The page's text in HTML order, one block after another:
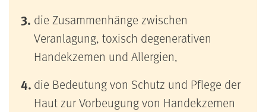
die Zusammenhänge zwischen
Veranlagung, toxisch degenerativen
Handekzemen und Allergien,
die Bedeutung von Schutz und Pflege der
Haut zur Vorbeugung von Handekzemen